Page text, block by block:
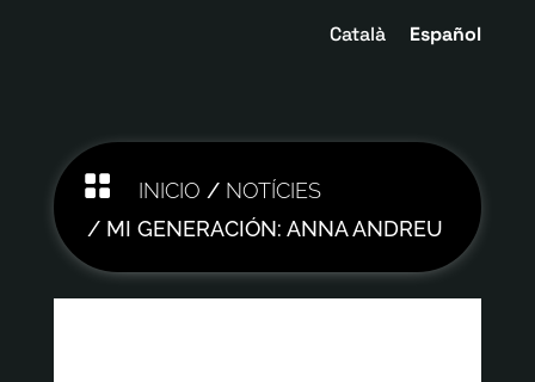
Català Español
 INICIO / NOTÍCIES
/ MI GENERACIÓN: ANNA ANDREU